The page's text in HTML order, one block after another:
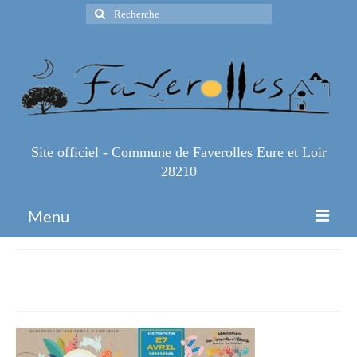
Rechercher
:
Site officiel - Commune de Faverolles Eure et Loir
28210
Menu
Infos Pratiques